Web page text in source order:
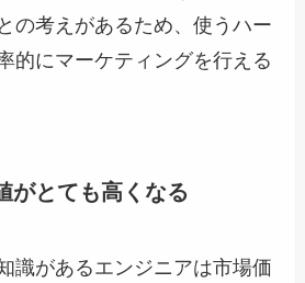
の考えがあるため、使うハー
的にマーケティングを行える
とても高くなる
識があるエンジニアは市場価